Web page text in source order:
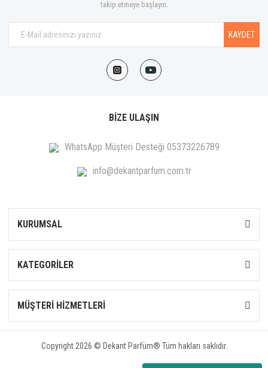
takip etmeye başlayın.
KAYDET
BİZE ULAŞIN
WhatsApp Müşteri Desteği 05373226789
info@dekantparfum.com.tr
KURUMSAL
KATEGORİLER
MÜŞTERİ HİZMETLERİ
Copyright 2026 © Dekant Parfüm® Tüm hakları saklıdır.